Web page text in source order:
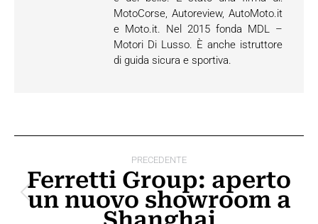
MotoCorse, Autoreview, AutoMoto.it
e Moto.it. Nel 2015 fonda MDL –
Motori Di Lusso. È anche istruttore
di guida sicura e sportiva.
tra
PRECEDENTE
Post
precedente:
Ferretti Group: aperto
un nuovo showroom a